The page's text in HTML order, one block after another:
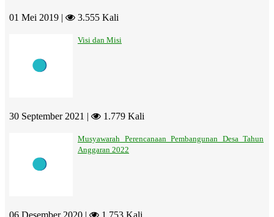
01 Mei 2019 | 3.555 Kali
Visi dan Misi
30 September 2021 | 1.779 Kali
Musyawarah Perencanaan Pembangunan Desa Tahun
Anggaran 2022
06 Desember 2020 | 1.753 Kali